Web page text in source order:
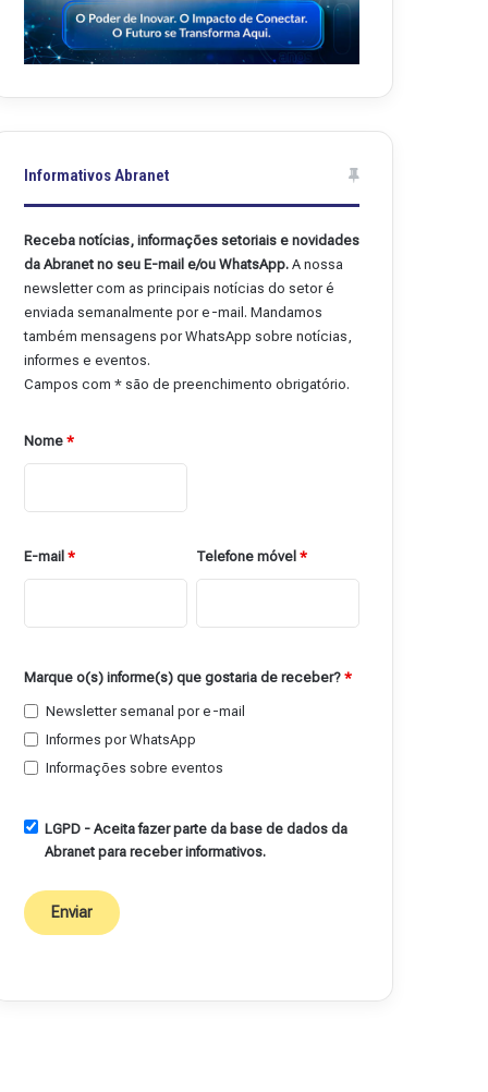
Informativos Abranet
Receba notícias, informações setoriais e novidades
da Abranet no seu E-mail e/ou WhatsApp.A nossa
newsletter com as principais notícias do setor é
enviada semanalmente por e-mail. Mandamos
também mensagens por WhatsApp sobre notícias,
informes e eventos.
Campos com * são de preenchimento obrigatório.
Nome*
E-mail* Telefone móvel *
Marque o(s) informe(s) que gostaria de receber?*
Newsletter semanal por e-mail
Informes por WhatsApp
Informações sobre eventos
LGPD - Aceita fazer parte da base de dados da
Abranet para receber informativos.